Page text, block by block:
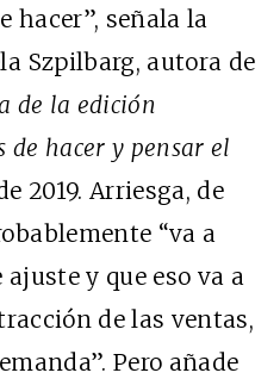
hacer”, señala la
Szpilbarg, autora de
de la edición
hacer y pensar el
2019. Arriesga, de
“va a
y que eso va a
de las ventas,
Pero añade